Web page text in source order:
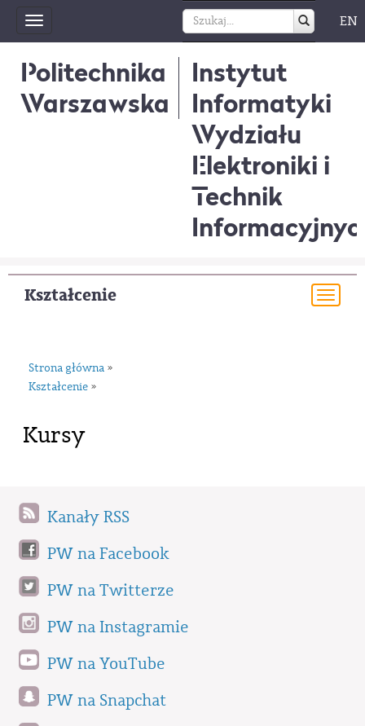
Toggle
navigation
EN
Politechnika
Warszawska
Instytut
Informatyki
Wydziału
Elektroniki i
Technik
Kształcenie
Strona główna »
Kształcenie »
Kursy
Kanały RSS
PW na Facebook
PW na Twitterze
PW na Instagramie
PW na YouTube
PW na Snapchat